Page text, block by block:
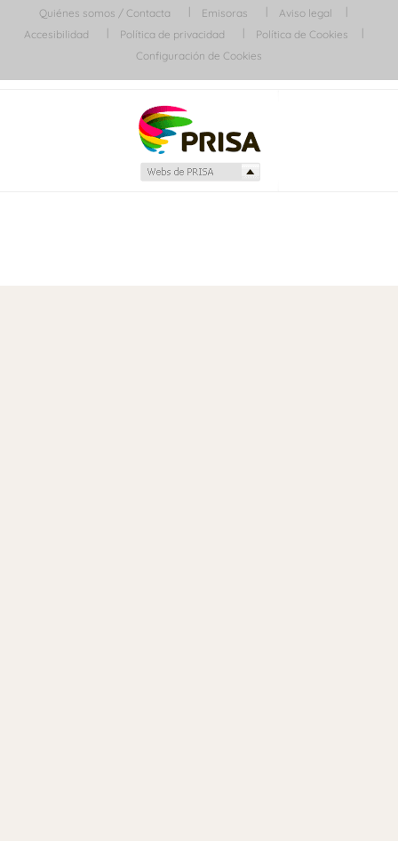
Quiénes somos / Contacta Emisoras
Aviso legal
Accesibilidad
Política de privacidad
Política de Cookies
Configuración de Cookies